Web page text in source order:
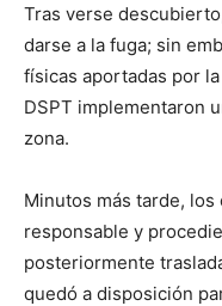
Tras verse
darse a la fuga; sin
físicas aportadas por
DSPT implementaron
zona.
Minutos más tarde,
responsable y
posteriormente
quedó a disposición